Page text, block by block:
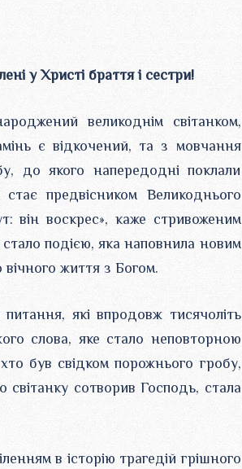
у Христі браття і сестри!
великоднім світанком,
є відкочений, та з мовчання
до якого напередодні поклали
предвісником Великоднього
він воскрес», каже стривоженим
подією, яка наповнила новим
життя з Богом.
які впродовж тисячоліть
слова, яке стало неповторною
був свідком порожнього гробу,
світанку сотворив Господь, стала
в історію трагедій грішного